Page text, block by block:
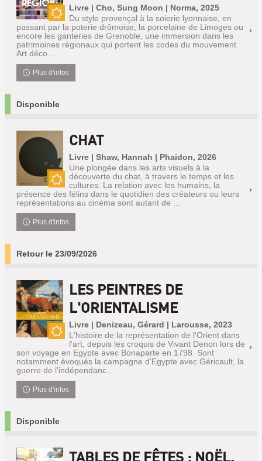
Nouveauté
Livre | Cho, Sung Moon | Norma, 2025
Du style provençal à la soierie lyonnaise, en
passant par la poterie drômoise, la porcelaine de Limoges ou
encore les ganteries de Grenoble, une immersion dans les
patrimoines régionaux qui portent les codes du mouvement
Art déco ...
Plus d'infos
Disponible
Nouveauté
CHAT
Livre | Shaw, Hannah | Phaidon, 2026
Une plongée dans les arts visuels à la
découverte du chat, à travers le temps et les
cultures. La relation avec les humains, la
présence des félins dans le quotidien des créateurs ou leurs
représentations au cinéma sont autant de ...
Plus d'infos
Retour le 23/09/2026
LES PEINTRES DE
L'ORIENTALISME
Livre | Denizeau, Gérard | Larousse, 2023
L'histoire de la représentation de l'Orient dans
l'art, depuis les croquis de Vivant Denon lors de
son voyage en Egypte avec Bonaparte en 1798. Sont
notamment évoqués la campagne d'Egypte avec Géricault, la
guerre de l'indépendanc...
Plus d'infos
Disponible
TABLES DE FÊTES : NOËL,